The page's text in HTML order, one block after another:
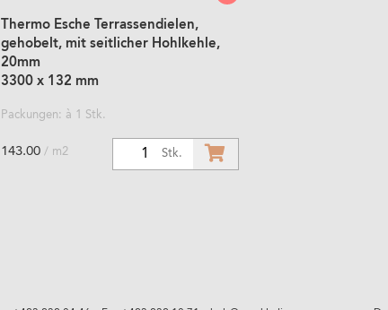
Thermo Esche Terrassendielen,
gehobelt, mit seitlicher Hohlkehle,
20mm
3300 x 132 mm
Packungen: à 1 Stk.
Stk.
143.00 / m2